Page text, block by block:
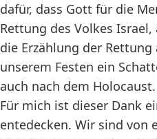
dafür, dass Gott für die
Rettung des Volkes
die Erzählung der
unserem Festen ein
auch nach dem Holocaust.
Für mich ist dieser Dank
entedecken. Wir sind von